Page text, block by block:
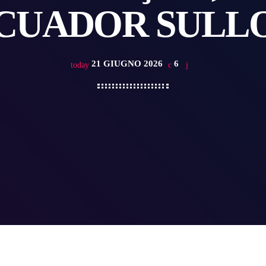
today 21 GIUGNO 2026 6